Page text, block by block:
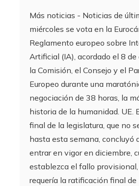
Más noticias - Noticias de
miércoles se vota en la
Reglamento europeo sobre
Artificial (IA), acordado el 8
la Comisión, el Consejo y el
Europeo durante una
negociación de 38 horas, la
historia de la humanidad. UE.
final de la legislatura, que no
hasta esta semana, concluyó
entrar en vigor en diciembre,
establezca el fallo
requería la ratificación final de